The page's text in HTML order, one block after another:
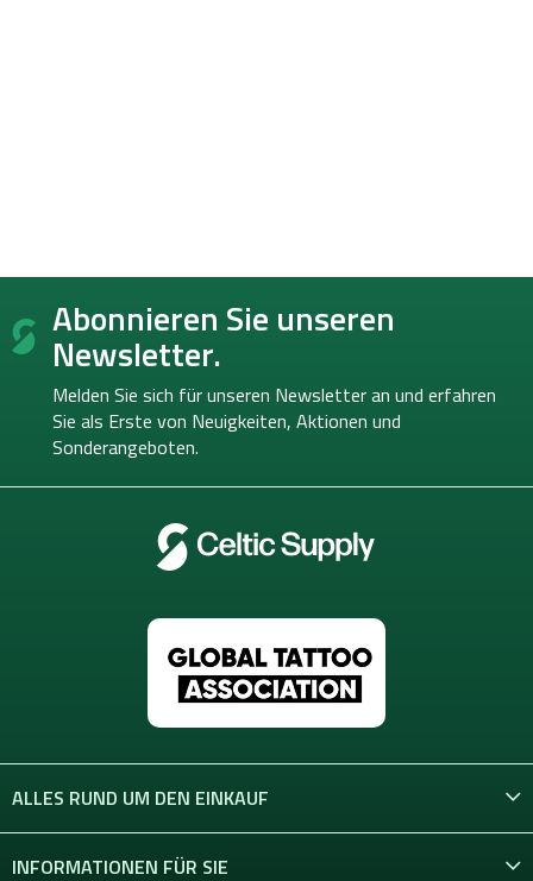
F
ß Abonnieren Sie unseren
Newsletter.
Melden Sie sich für unseren Newsletter an und erfahren
Sie als Erste von Neuigkeiten, Aktionen und
Sonderangeboten.
ALLES RUND UM DEN EINKAUF
INFORMATIONEN FÜR SIE